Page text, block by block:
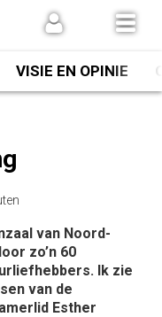
VISIE EN OPINIE
van Noord-
zo’n 60
Ik zie
van de
Esther